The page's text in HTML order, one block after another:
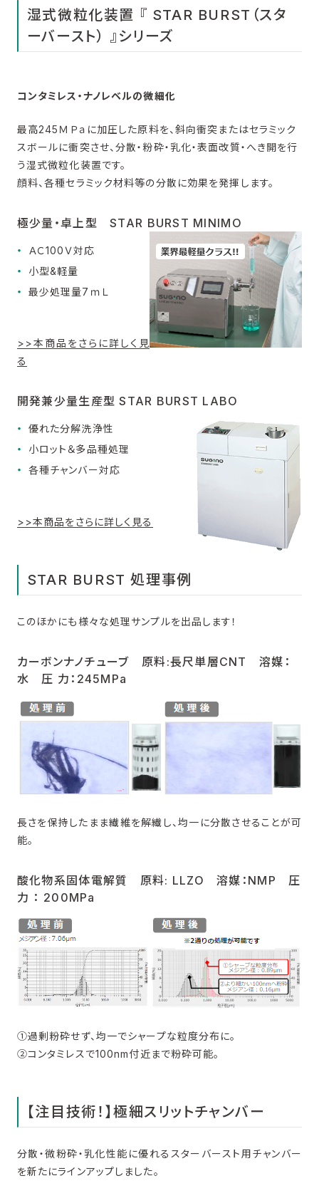
湿式微粒化装置 『 STAR BURST（スタ
ーバースト） 』シリーズ
コンタミレス・ナノレベルの微細化
最高245ＭＰａに加圧した原料を、斜向衝突またはセラミック
スボールに衝突させ、分散・粉砕・乳化・表面改質・へき開を行
う湿式微粒化装置です。
顔料、各種セラミック材料等の分散に効果を発揮します。
極少量・卓上型 STAR BURST MINIMO
ＡＣ100Ｖ対応
小型&軽量
最少処理量7ｍＬ
>>本商品をさらに詳しく見
る
開発兼少量生産型 STAR BURST LABO
優れた分解洗浄性
小ロット＆多品種処理
各種チャンバー対応
>>本商品をさらに詳しく見る
STAR BURST 処理事例
このほかにも様々な処理サンプルを出品します！
カーボンナノチューブ 原料:⾧尺単層CNT 溶媒：
水 圧 力：245MPa
⾧さを保持したまま繊維を解繊し、均一に分散させることが可
能。
酸化物系固体電解質 原料: LLZO 溶媒：NMP 圧
力 ： 200MPa
①過剰粉砕せず、均一でシャープな粒度分布に。
②コンタミレスで100nm付近まで粉砕可能。
【注目技術！】極細スリットチャンバー
分散・微粉砕・乳化性能に優れるスターバースト用チャンバー
を新たにラインアップしました。